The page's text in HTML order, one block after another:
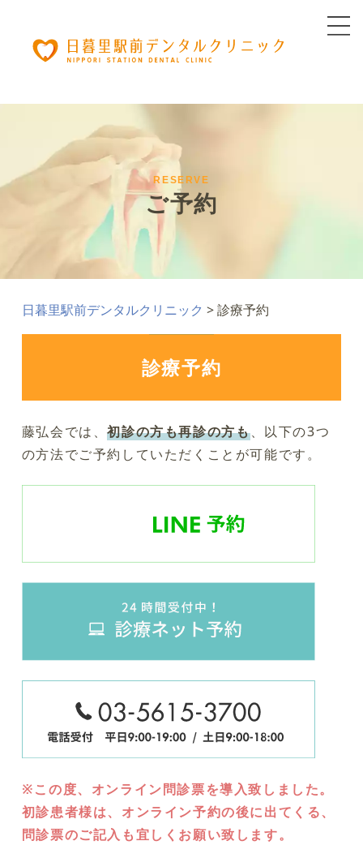
RESERVE
ご予約
日暮里駅前デンタルクリニック >診療予約
診療予約
藤弘会では、初診の方も再診の方も、以下の3つ
の方法でご予約していただくことが可能です。
※この度、オンライン問診票を導入致しました。
初診患者様は、オンライン予約の後に出てくる、
問診票のご記入も宜しくお願い致します。